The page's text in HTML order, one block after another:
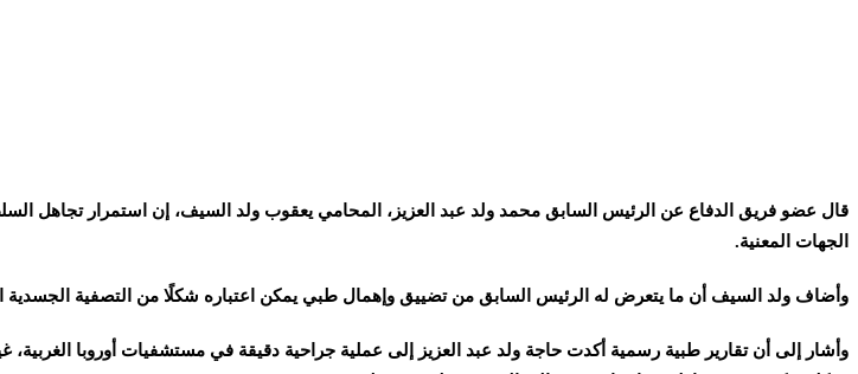
قال عضو فريق الدفاع عن الرئيس السابق محمد ولد عبد العزيز، المحامي يعقوب ولد السيف، إن استمرار تجاهل
الجهات المعنية.
وأضاف ولد السيف أن ما يتعرض له الرئيس السابق من تضييق وإهمال طبي يمكن اعتباره شكلًا من التصفية الجسدية
وأشار إلى أن تقارير طبية رسمية أكدت حاجة ولد عبد العزيز إلى عملية جراحية دقيقة في مستشفيات أوروبا الغربية،